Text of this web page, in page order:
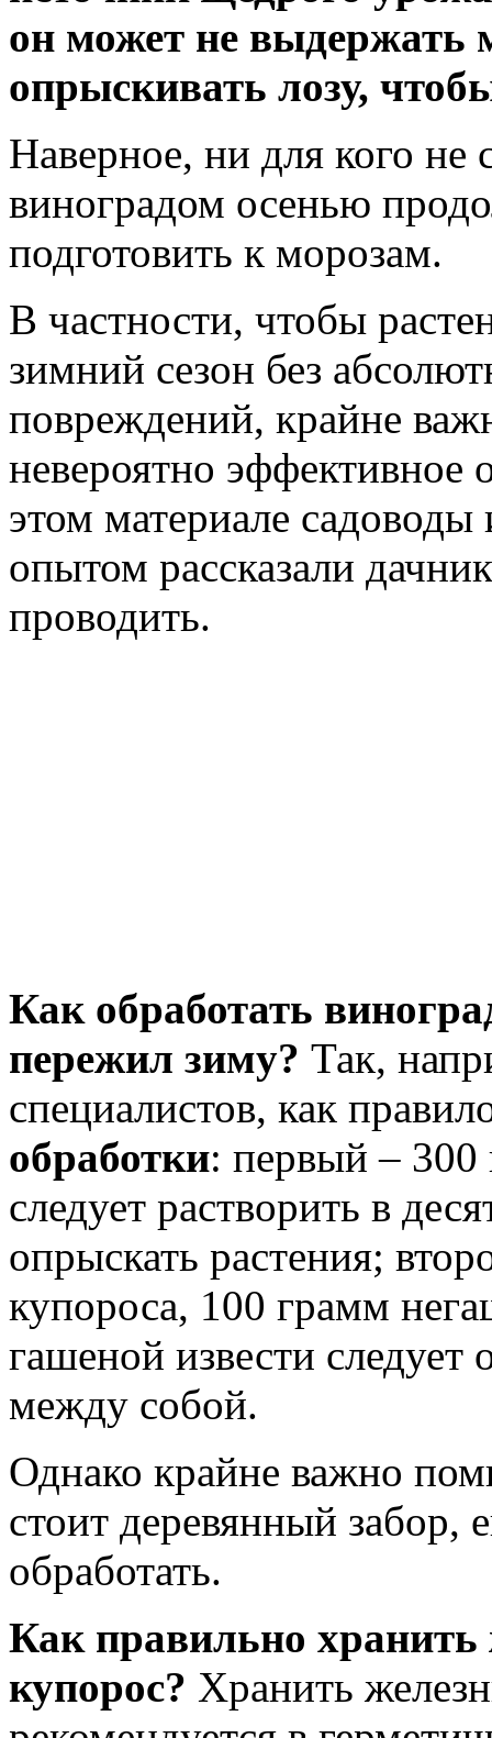
он может не выдержать
опрыскивать лозу,
Наверное, ни для кого не
виноградом осенью
подготовить к морозам.
В частности, чтобы
зимний сезон без
повреждений, крайне
невероятно эффективное
этом материале
опытом рассказали
проводить.
Как обработать
пережил зиму? Так,
специалистов, как
обработки: первый – 300
следует растворить в
опрыскать растения;
купороса, 100 грамм
гашеной извести
между собой.
Однако крайне важно
стоит деревянный забор,
обработать.
Как правильно
купорос? Хранить